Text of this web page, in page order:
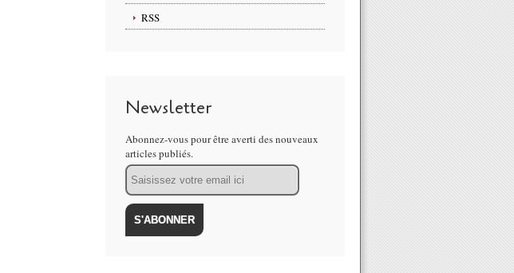
RSS
Newsletter
Abonnez-vous pour être averti des nouveaux
articles publiés.
Email